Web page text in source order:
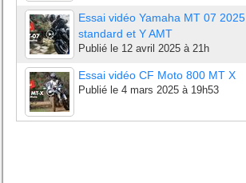
Essai vidéo Yamaha MT 07 2025
standard et Y AMT
Publié le 12 avril 2025 à 21h
Essai vidéo CF Moto 800 MT X
Publié le 4 mars 2025 à 19h53